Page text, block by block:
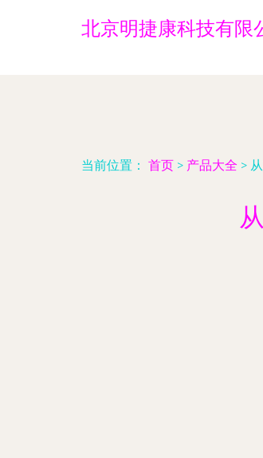
北京明捷康科技有限
当前位置： 首页 > 产品大全 >